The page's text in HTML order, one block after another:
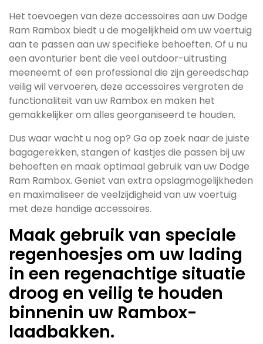
Het toevoegen van deze accessoires aan uw Dodge
Ram Rambox biedt u de mogelijkheid om uw voertuig
aan te passen aan uw specifieke behoeften. Of u nu
een avonturier bent die veel outdoor-uitrusting
meeneemt of een professional die zijn gereedschap
veilig wil vervoeren, deze accessoires vergroten de
functionaliteit van uw Rambox en maken het
gemakkelijker om alles georganiseerd te houden.
Dus waar wacht u nog op? Ga op zoek naar de juiste
bagagerekken, stangen of kastjes die passen bij uw
behoeften en maak optimaal gebruik van uw Dodge
Ram Rambox. Geniet van extra opslagmogelijkheden
en maximaliseer de veelzijdigheid van uw voertuig
met deze handige accessoires.
Maak gebruik van speciale
regenhoesjes om uw lading
in een regenachtige situatie
droog en veilig te houden
binnenin uw Rambox-
laadbakken.